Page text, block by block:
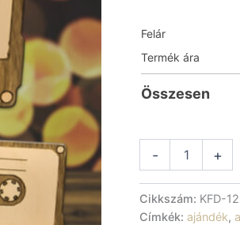
Felár
Termék ára
Összesen
-
kazetta
mennyiség
+
Cikkszám: KFD-12
Címkék: ajándék,